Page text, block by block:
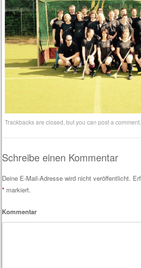
Trackbacks are closed, but you canpost a comment
Schreibe einen Kommentar
Deine E-Mail-Adresse wird nicht veröffentlicht.
* markiert.
Kommentar